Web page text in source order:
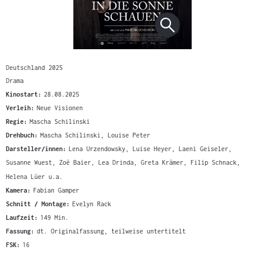
Deutschland 2025
Drama
Kinostart: 28.08.2025
Verleih: Neue Visionen
Regie: Mascha Schilinski
Drehbuch: Mascha Schilinski, Louise Peter
Darsteller/innen: Lena Urzendowsky, Luise Heyer, Laeni Geiseler,
Susanne Wuest, Zoë Baier, Lea Drinda, Greta Krämer, Filip Schnack,
Helena Lüer u.a.
Kamera: Fabian Gamper
Schnitt / Montage: Evelyn Rack
Laufzeit: 149 Min.
Fassung: dt. Originalfassung, teilweise untertitelt
FSK: 16